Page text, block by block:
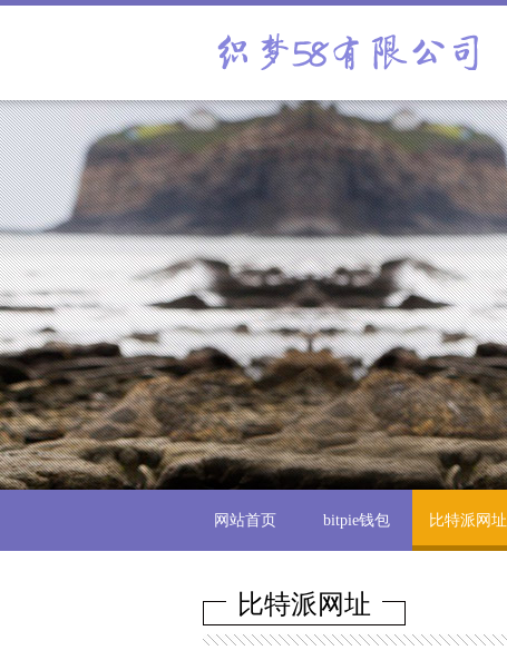
网站首页 bitpie钱包 比特派网址
比特派网址